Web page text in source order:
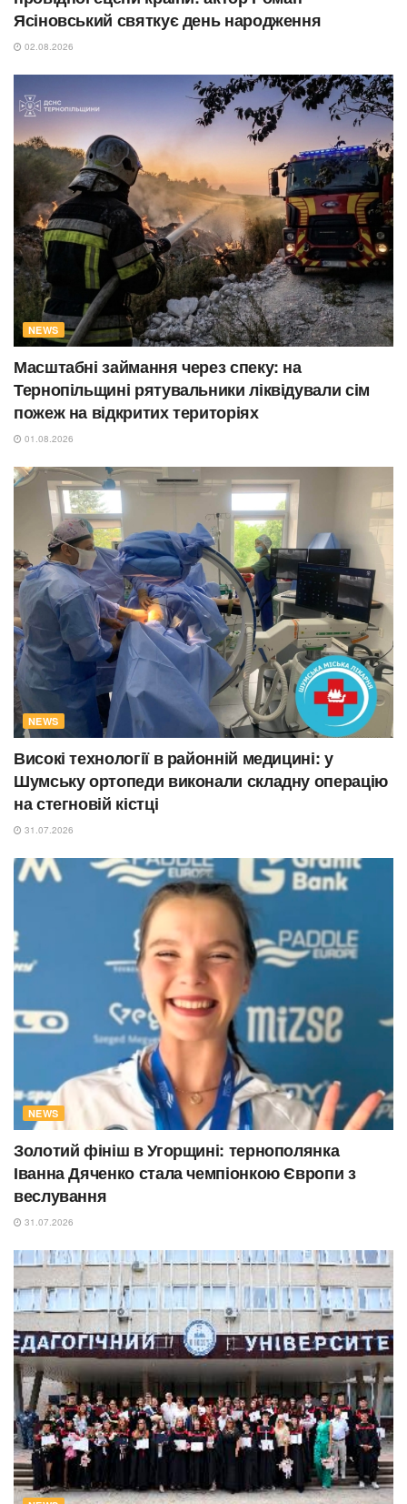
Ясіновський святкує день народження
02.08.2026
NEWS
Масштабні займання через спеку: на
Тернопільщині рятувальники ліквідували сім
пожеж на відкритих територіях
01.08.2026
NEWS
Високі технології в районній медицині: у
Шумську ортопеди виконали складну операцію
на стегновій кістці
31.07.2026
NEWS
Золотий фініш в Угорщині: тернополянка
Іванна Дяченко стала чемпіонкою Європи з
веслування
31.07.2026